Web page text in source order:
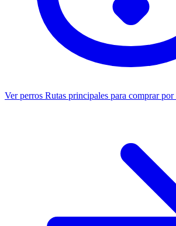
Ver perros Rutas principales para comprar por